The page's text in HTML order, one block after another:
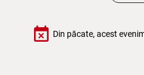
event_busy Din păcate, acest